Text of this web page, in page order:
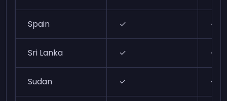
Spain ✓ ✓
Sri Lanka ✓ ✓
Sudan ✓ ✓